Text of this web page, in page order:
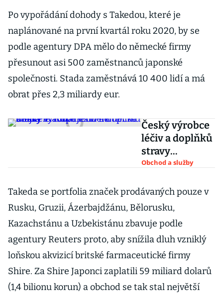
Po vypořádání dohody s Takedou, které je
naplánované na první kvartál roku 2020, by se
podle agentury DPA mělo do německé firmy
přesunout asi 500 zaměstnanců japonské
společnosti. Stada zaměstnává 10 400 lidí a má
obrat přes 2,3 miliardy eur.
Český výrobce
léčiv a doplňků
stravy
Walmark
Kupuje ho
německá Stada
Obchod a služby
Takeda se portfolia značek prodávaných pouze v
Rusku, Gruzii, Ázerbajdžánu, Bělorusku,
Kazachstánu a Uzbekistánu zbavuje podle
agentury Reuters proto, aby snížila dluh vzniklý
loňskou akvizicí britské farmaceutické firmy
Shire. Za Shire Japonci zaplatili 59 miliard dolarů
(1,4 bilionu korun) a obchod se tak stal největší